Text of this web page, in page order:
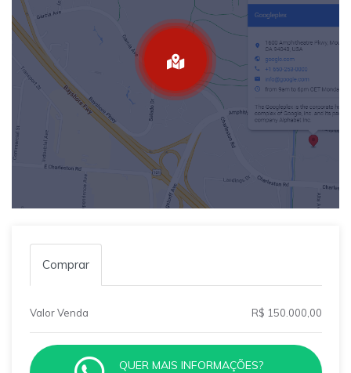
Comprar
Valor Venda R$ 150.000,00
QUER MAIS INFORMAÇÕES?